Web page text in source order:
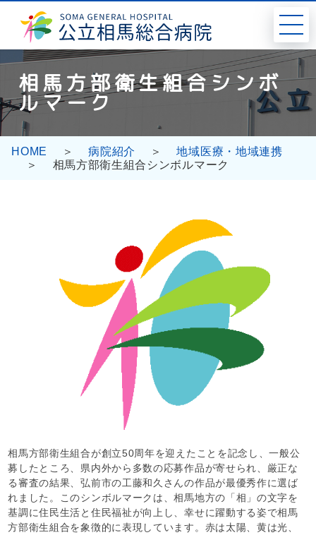
ン
ツ
ス
キ
ッ
プ
ー
シ
ン
に
移
動
相馬方部衛生組合シンボ
ルマーク
HOME 病院紹介
地域医療・地域連携
相馬方部衛生組合シンボルマーク
相馬方部衛生組合が創立50周年を迎えたことを記念し、一般公
募したところ、県内外から多数の応募作品が寄せられ、厳正な
る審査の結果、弘前市の工藤和久さんの作品が最優秀作に選ば
れました。このシンボルマークは、相馬地方の「相」の文字を
基調に住民生活と住民福祉が向上し、幸せに躍動する姿で相馬
方部衛生組合を象徴的に表現しています。赤は太陽、黄は光、